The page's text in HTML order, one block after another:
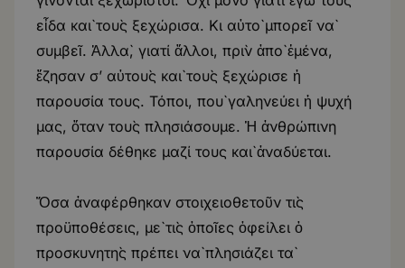
εἶδα καὶ τοὺς ξεχώρισα. Κι αὐτὸ μπορεῖ νὰ
συμβεῖ. Ἀλλὰ, γιατί ἄλλοι, πρὶν ἀπὸ ἐμένα,
ἔζησαν σ’ αὐτοὺς καὶ τοὺς ξεχώρισε ἡ
παρουσία τους. Τόποι, ποὺ γαληνεύει ἡ ψυχή
μας, ὅταν τοὺς πλησιάσουμε. Ἡ ἀνθρώπινη
παρουσία δέθηκε μαζί τους καὶ ἀναδύεται.
Ὅσα ἀναφέρθηκαν στοιχειοθετοῦν τὶς
προϋποθέσεις, μὲ τὶς ὁποῖες ὀφείλει ὁ
προσκυνητὴς πρέπει νὰ πλησιάζει τὰ